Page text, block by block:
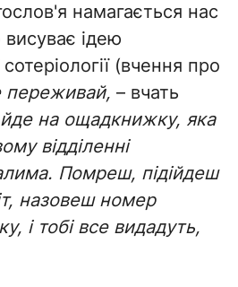
намагається нас
ідею
(вчення про
переживай, – вчать
на ощадкнижку, яка
відділенні
Помреш, підійдеш
назовеш номер
і тобі все видадуть,